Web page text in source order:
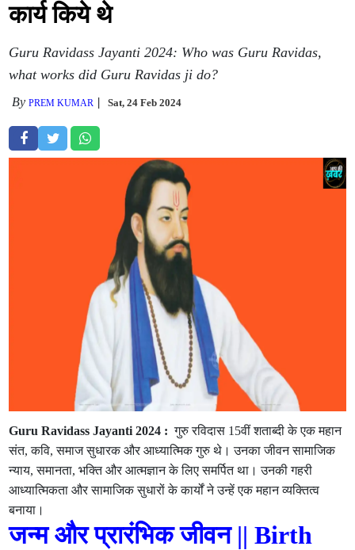
कार्य किये थे
Guru Ravidass Jayanti 2024: Who was Guru Ravidas,
what works did Guru Ravidas ji do?
ByPREM KUMAR Sat, 24 Feb 2024
Guru Ravidass Jayanti 2024 :गुरु रविदास 15वीं शताब्दी के एक महान
संत, कवि, समाज सुधारक और आध्यात्मिक गुरु थे। उनका जीवन सामाजिक
न्याय, समानता, भक्ति और आत्मज्ञान के लिए समर्पित था। उनकी गहरी
आध्यात्मिकता और सामाजिक सुधारों के कार्यों ने उन्हें एक महान व्यक्तित्व
बनाया।
जन्म और प्रारंभिक जीवन || Birth